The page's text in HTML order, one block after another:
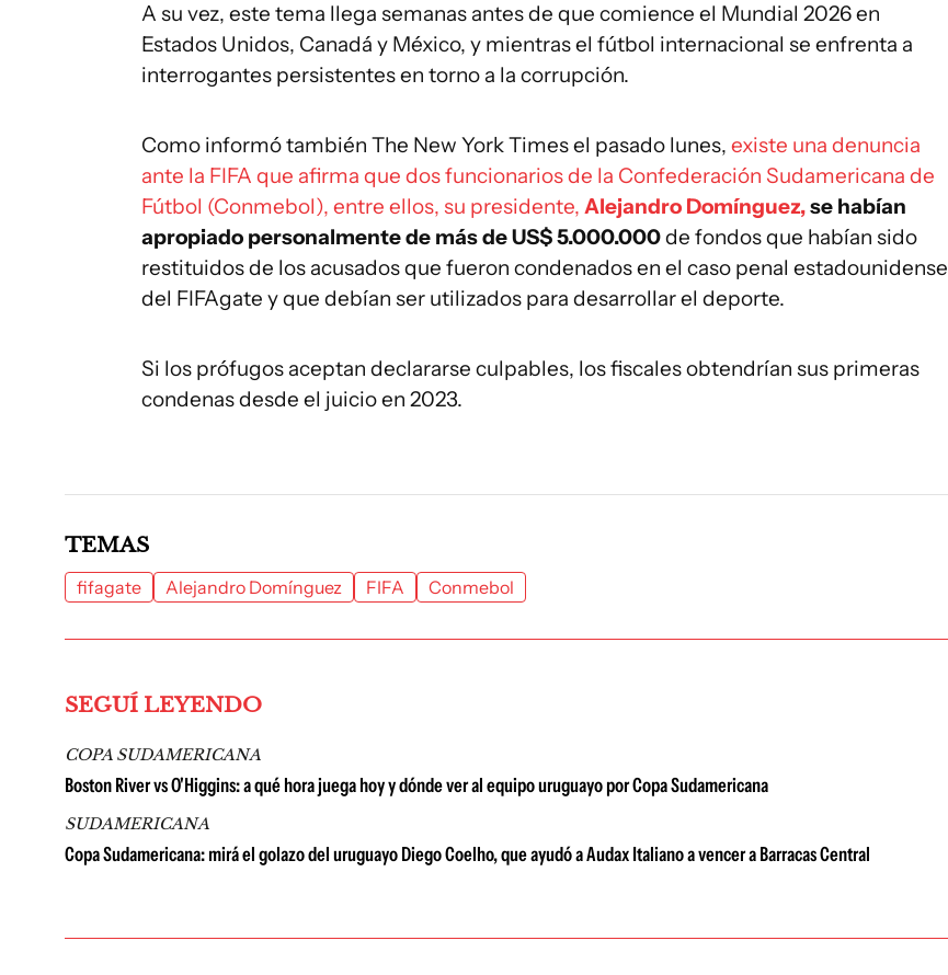
A su vez, este tema llega semanas antes de que comience el Mundial 2026 en
Estados Unidos, Canadá y México, y mientras el fútbol internacional se enfrenta a
interrogantes persistentes en torno a la corrupción.
Como informó también The New York Times el pasado lunes, existe una denuncia
ante la FIFA que afirma que dos funcionarios de la Confederación Sudamericana de
Fútbol (Conmebol), entre ellos, su presidente, Alejandro Domínguez,se habían
apropiado personalmente de más de US$ 5.000.000de fondos que habían sido
restituidos de los acusados que fueron condenados en el caso penal estadounidense
del FIFAgate y que debían ser utilizados para desarrollar el deporte.
Si los prófugos aceptan declararse culpables, los fiscales obtendrían sus primeras
condenas desde el juicio en 2023.
TEMAS
fifagate Alejandro Domínguez FIFA Conmebol
SEGUÍ LEYENDO
COPA SUDAMERICANA
Boston River vs O'Higgins: a qué hora juega hoy y dónde ver al equipo uruguayo por Copa Sudamericana
SUDAMERICANA
Copa Sudamericana: mirá el golazo del uruguayo Diego Coelho, que ayudó a Audax Italiano a vencer a Barracas Central